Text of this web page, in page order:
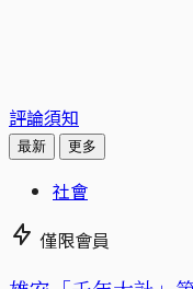
評論須知
最新 更多
社會
僅限會員